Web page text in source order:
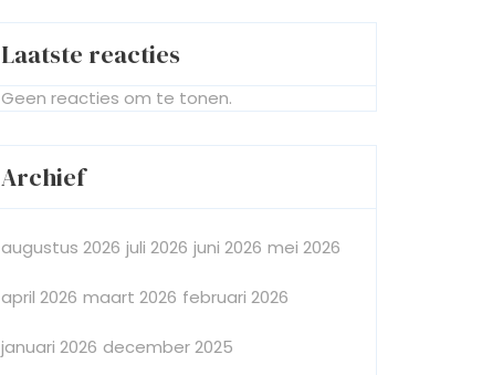
Laatste reacties
Geen reacties om te tonen.
Archief
augustus 2026 juli 2026 juni 2026 mei 2026
april 2026 maart 2026 februari 2026
januari 2026 december 2025